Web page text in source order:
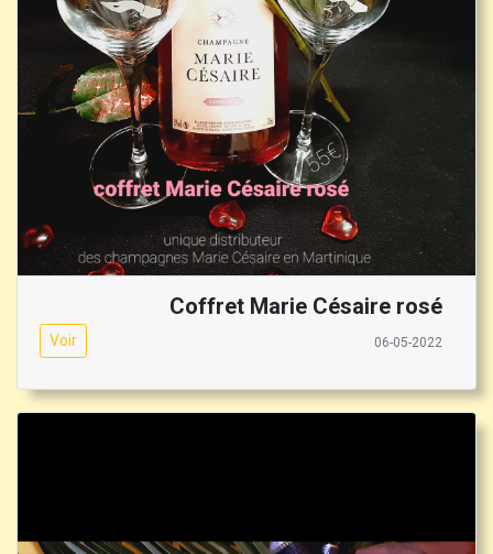
Coffret Marie Césaire rosé
Voir 06-05-2022